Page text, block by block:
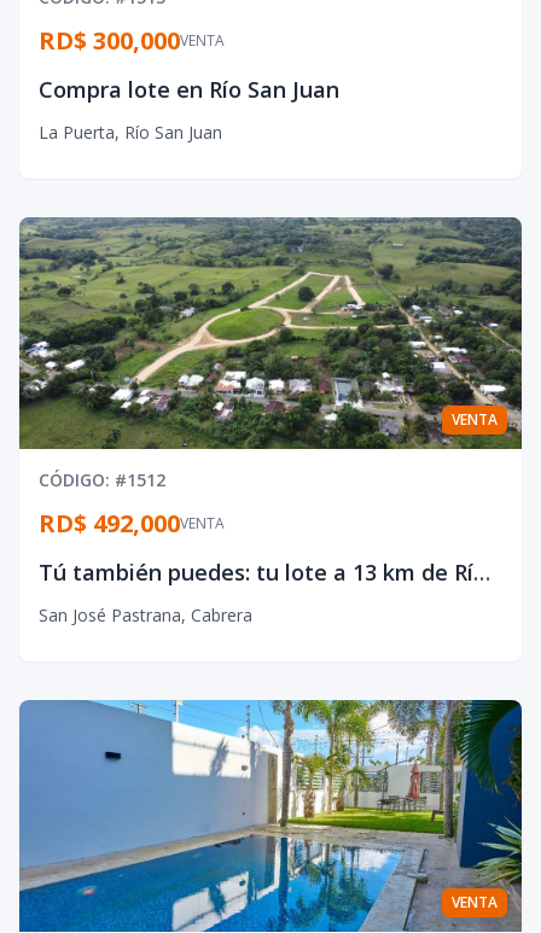
VENTA
RD$ 300,000
Compra lote en Río San Juan
La Puerta, Río San Juan
VENTA
CÓDIGO: #1512
VENTA
RD$ 492,000
Tú también puedes: tu lote a 13 km de Río San Juan
San José Pastrana, Cabrera
VENTA